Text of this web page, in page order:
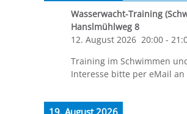
Wasserwacht-Training
Hanslmühlweg 8
12. August 2026 20:00 -
Training im Schwimmen
Interesse bitte per eMail an
19. August 2026